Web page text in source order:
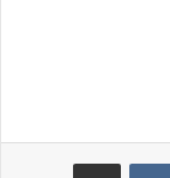
مشاركة عبر البريد